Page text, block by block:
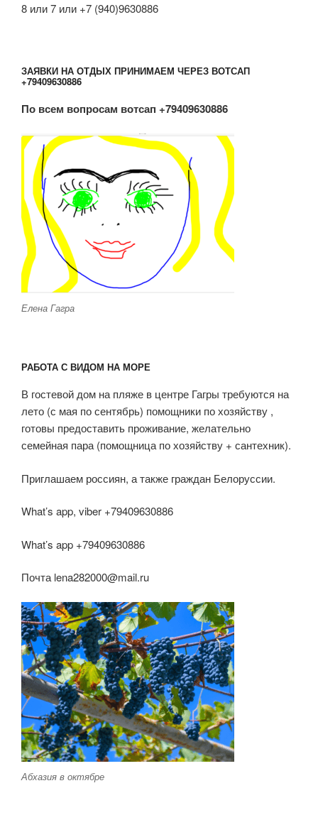
8 или 7 или +7 (940)9630886
ЗАЯВКИ НА ОТДЫХ ПРИНИМАЕМ ЧЕРЕЗ ВОТСАП
+79409630886
По всем вопросам вотсап +79409630886
Елена Гагра
РАБОТА С ВИДОМ НА МОРЕ
В гостевой дом на пляже в центре Гагры требуются на
лето (с мая по сентябрь) помощники по хозяйству ,
готовы предоставить проживание, желательно
семейная пара (помощница по хозяйству + сантехник).
Приглашаем россиян, а также граждан Белоруссии.
What’s app, viber +79409630886
What’s app +79409630886
Почта lena282000@mail.ru
Абхазия в октябре